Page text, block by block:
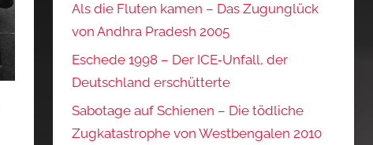
Als die Fluten kamen – Das Zugunglück
von Andhra Pradesh 2005
Eschede 1998 – Der ICE‑Unfall, der
Deutschland erschütterte
Sabotage auf Schienen – Die tödliche
Zugkatastrophe von Westbengalen 2010